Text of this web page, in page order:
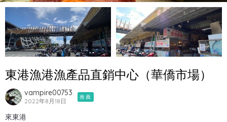
東港漁港漁產品直銷中心（華僑市場）
vampire00753
2022年8月18日
推薦
來東港